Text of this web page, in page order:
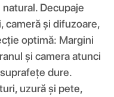
Decupaje
cameră și difuzoare,
optimă: Margini
și camera atunci
dure.
uzură și pete,